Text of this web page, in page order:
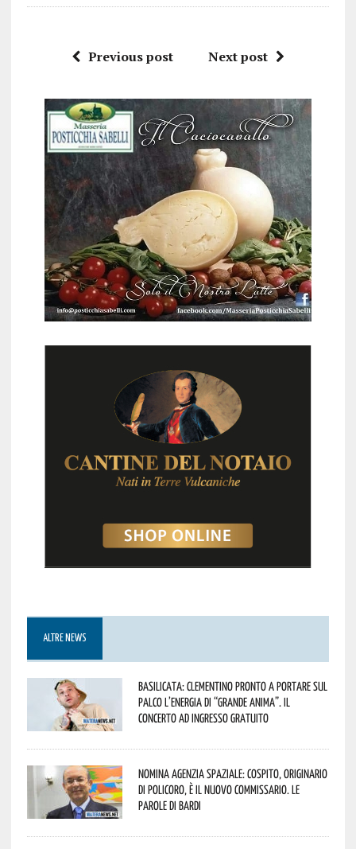
Previous post Next post
ALTRE NEWS
Basilicata: Clementino pronto a portare sul
palco l’energia di “Grande Anima”. Il
concerto ad ingresso gratuito
Nomina Agenzia Spaziale: Cospito, originario
di Policoro, è il nuovo commissario. Le
parole di Bardi